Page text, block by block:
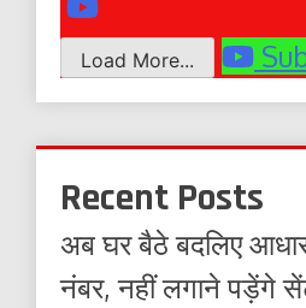
Load More...
Recent Posts
अब घर बैठे बदलिए
नंबर, नहीं लगाने पड़ेंगे